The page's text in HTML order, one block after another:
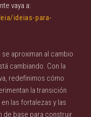
vaya a:
ideias-para-
aproximan al cambio
cambiando. Con la
redefinimos cómo
la transición
las fortalezas y las
de base para construir